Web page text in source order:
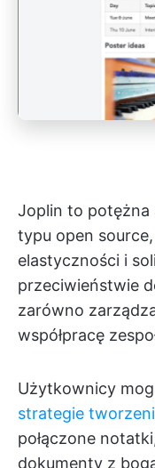
Joplin to potężna
typu open
elastyczności i
przeciwieństwie
zarówno
współpracę
Użytkownicy
strategie
połączone
dokumenty z